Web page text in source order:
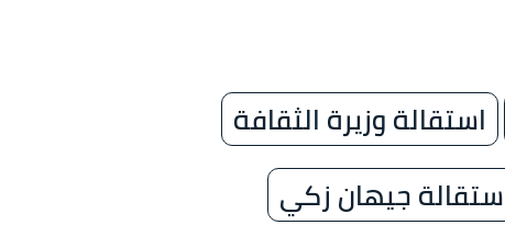
استقالة وزيرة الثقافة
جيهان زكي